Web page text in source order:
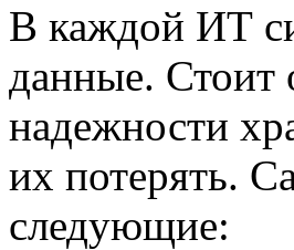
В каждой ИТ
данные. Стоит
надежности
их потерять.
следующие: